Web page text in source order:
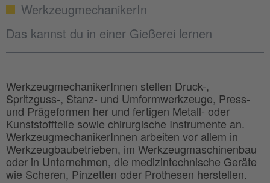
WerkzeugmechanikerIn
Das kannst du in einer Gießerei lernen
WerkzeugmechanikerInnen stellen Druck-,
Spritzguss-, Stanz- und Umformwerkzeuge, Press-
und Prägeformen her und fertigen Metall- oder
Kunststoffteile sowie chirurgische Instrumente an.
WerkzeugmechanikerInnen arbeiten vor allem in
Werkzeugbaubetrieben, im Werkzeugmaschinenbau
oder in Unternehmen, die medizintechnische Geräte
wie Scheren, Pinzetten oder Prothesen herstellen.